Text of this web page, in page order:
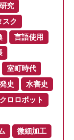
究
スク
言語使用
室町時代
史
水害史
ロロボット
微細加工